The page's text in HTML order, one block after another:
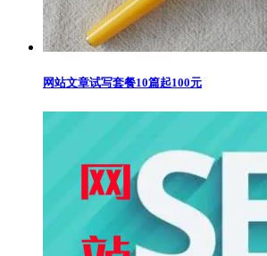
网站文章试写套餐10篇起100元